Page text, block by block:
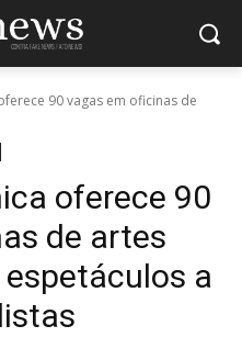
90 vagas em oficinas de
oferece 90
de artes
a